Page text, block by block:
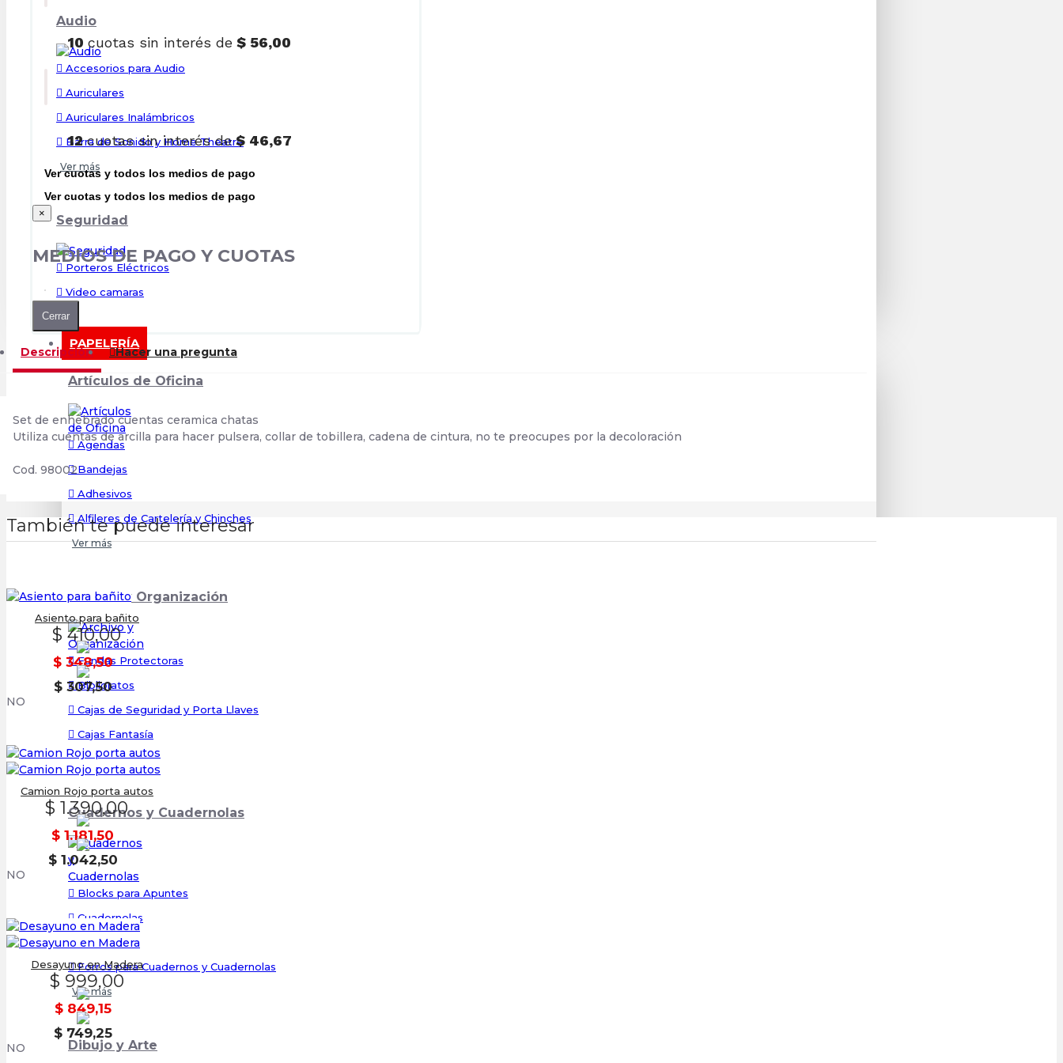
Audio
Accesorios para Audio
Auriculares
Auriculares Inalámbricos
Barra de Sonido y Home Theatre
Ver más
Seguridad
Porteros Eléctricos
Video camaras
PAPELERÍA
Artículos de Oficina
Agendas
Bandejas
Adhesivos
Alfileres de Cartelería y Chinches
Ver más
Archivo y Organización
Fundas Protectoras
Biblioratos
Cajas de Seguridad y Porta Llaves
Cajas Fantasía
Ver más
Cuadernos y Cuadernolas
Blocks para Apuntes
Cuadernolas
Cuadernos
Forros para Cuadernos y Cuadernolas
Ver más
Dibujo y Arte
10 cuotas sin interés de $ 56,00
12cuotas sin interés de$ 46,67
Ver cuotas y todos los medios de pago
Ver cuotas y todos los medios de pago
×
MEDIOS DE PAGO Y CUOTAS
Cerrar
Descripción Hacer una pregunta
Set de enhebrado cuentas ceramica chatas
Utiliza cuentas de arcilla para hacer pulsera, collar de tobillera, cadena de cintura, no te preocupes por la decoloración
Cod. 98002
También te puede interesar
Asiento para bañito
$ 410,00
$ 348,50
$ 307,50
NO
Camion Rojo porta autos
$ 1.390,00
$ 1.181,50
$ 1.042,50
NO
Desayuno en Madera
$ 999,00
$ 849,15
$ 749,25
NO